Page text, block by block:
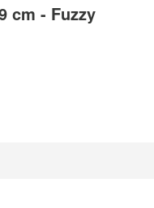
cm - Fuzzy